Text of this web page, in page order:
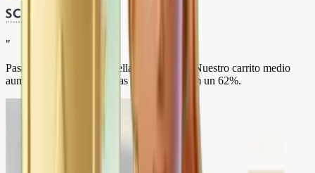
"
Pasamos de 2,4 a 4,9 estrellas en 3 meses. Nuestro carrito medio
aumentó un 35% y nuestras ventas premium un 62%.